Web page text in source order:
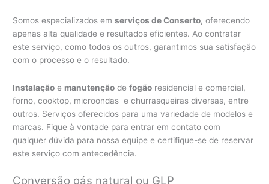
Somos especializados emserviços de Conserto, oferecendo
apenas alta qualidade e resultados eficientes. Ao contratar
este serviço, como todos os outros, garantimos sua satisfação
com o processo e o resultado.
Instalação e manutenção defogão residencial e comercial,
forno, cooktop, microondas e churrasqueiras diversas, entre
outros. Serviços oferecidos para uma variedade de modelos e
marcas. Fique à vontade para entrar em contato com
qualquer dúvida para nossa equipe e certifique-se de reservar
este serviço com antecedência.
Conversão gás natural ou GLP